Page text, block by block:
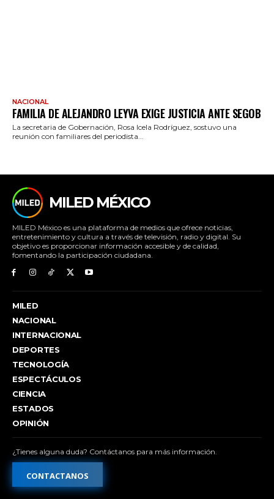
NACIONAL
FAMILIA DE ALEJANDRO LEYVA EXIGE JUSTICIA ANTE SEGOB
La secretaria de Gobernación, Rosa Icela Rodríguez, sostuvo una
reunión con familiares del periodista...
MILED MÉXICO
MILED México es una plataforma de medios que ofrece noticias,
entretenimiento y cultura a través de televisión, radio y digital. Su
objetivo es proporcionar información accesible y de calidad,
fomentando la participación ciudadana.
MILED
NACIONAL
INTERNACIONAL
DEPORTES
TECNOLOGÍA
ESPECTÁCULOS
CIENCIA
ESTADOS
OPINIÓN
¿Tienes alguna duda? Contáctanos para más información.
CONTACTANOS